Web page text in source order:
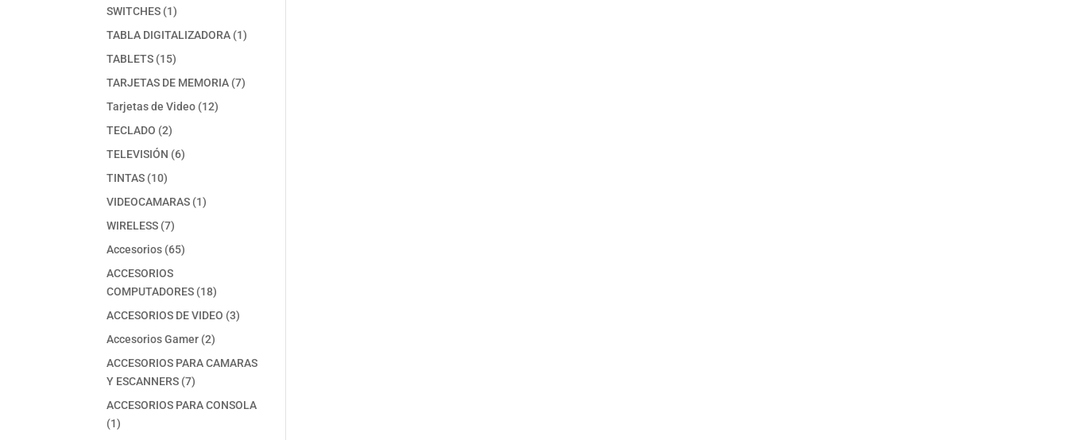
SWITCHES 11
producto
TABLA DIGITALIZADORA 11
TABLETS 1515
productos
TARJETAS DE MEMORIA 77
Tarjetas de Video 1212
TECLADO 22
productos
TELEVISIÓN 66
TINTAS 1010
productos
VIDEOCAMARAS 11
WIRELESS 77
productos
Accesorios 6565
ACCESORIOS
COMPUTADORES 1818
productos
ACCESORIOS DE VIDEO 33
Accesorios Gamer 22
productos
ACCESORIOS PARA CAMARAS
Y ESCANNERS 77
productos
ACCESORIOS PARA CONSOLA
11